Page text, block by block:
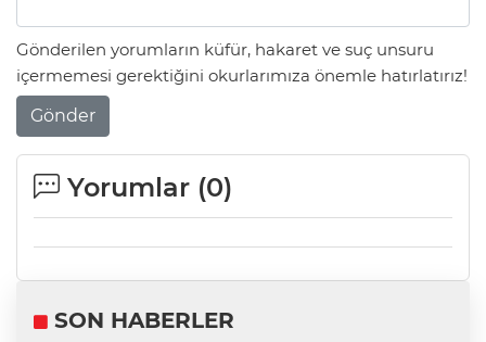
Gönderilen yorumların küfür, hakaret ve suç unsuru
içermemesi gerektiğini okurlarımıza önemle hatırlatırız!
Gönder
Yorumlar (0)
SON HABERLER